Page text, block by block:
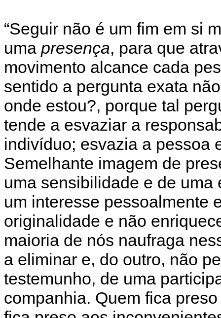
“Seguir não é um fim em si
uma presença, para que
movimento alcance cada
sentido a pergunta exata
onde estou?, porque tal
tende a esvaziar a
indivíduo; esvazia a pessoa
Semelhante imagem de
uma sensibilidade e de
um interesse pessoalmente
originalidade e não
maioria de nós naufraga
a eliminar e, do outro, não
testemunho, de uma
companhia. Quem fica